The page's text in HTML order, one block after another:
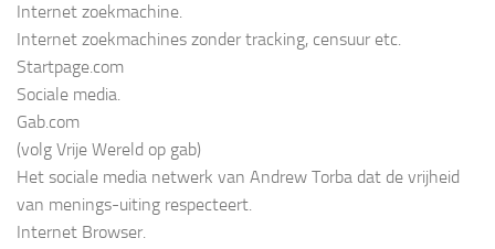
Internet zoekmachine.
Internet zoekmachines zonder tracking, censuur etc.
Startpage.com
Sociale media.
Gab.com
(volg Vrije Wereld op gab)
Het sociale media netwerk van Andrew Torba dat de vrijheid
van menings-uiting respecteert.
Internet Browser.